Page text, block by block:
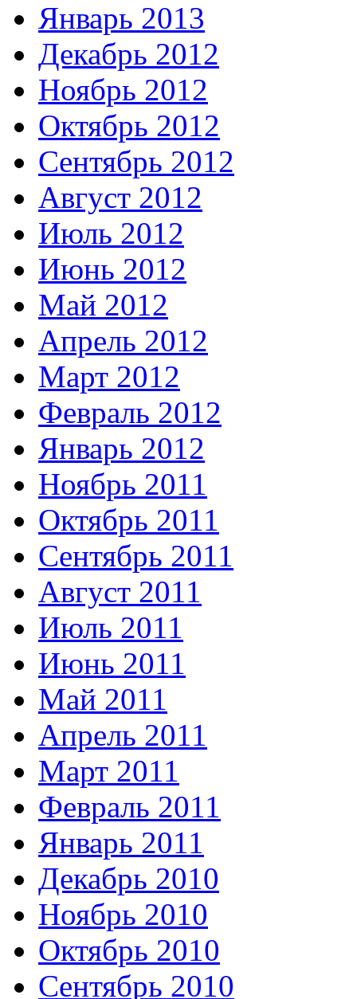
Январь 2013
Декабрь 2012
Ноябрь 2012
Октябрь 2012
Сентябрь 2012
Август 2012
Июль 2012
Июнь 2012
Май 2012
Апрель 2012
Март 2012
Февраль 2012
Январь 2012
Ноябрь 2011
Октябрь 2011
Сентябрь 2011
Август 2011
Июль 2011
Июнь 2011
Май 2011
Апрель 2011
Март 2011
Февраль 2011
Январь 2011
Декабрь 2010
Ноябрь 2010
Октябрь 2010
Сентябрь 2010